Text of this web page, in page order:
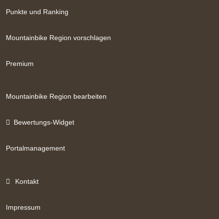
2000er Runde oder 6B Panoramarunde
Baumgartenalm
Punkte und Ranking
Mountainbike Region vorschlagen
Premium
Mountainbike Region bearbeiten
Bewertungs-Widget
Portalmanagement
Kontakt
Impressum